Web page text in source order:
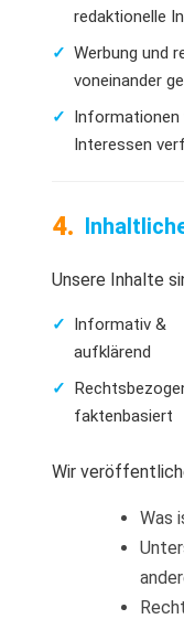
redaktionelle
Werbung und
voneinander
Informationen
Interessen
Unsere Inhalte
Informativ &
aufklärend
faktenbasiert
Wir
Was